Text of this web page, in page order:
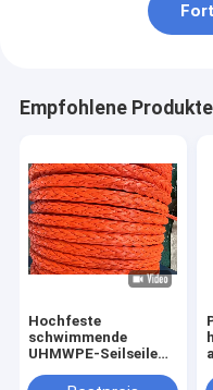
Empfohlene Produkte
Hochfeste
schwimmende
UHMWPE-Seilseile
geringer Dehnung